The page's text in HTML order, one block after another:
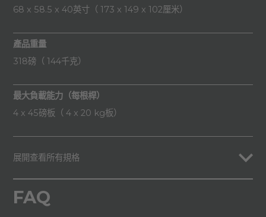
68 x 58.5 x 40英寸（ 173 x 149 x 102厘米）
產品重量
318磅（ 144千克）
最大負載能力（每根桿）
4 x 45磅板（ 4 x 20 kg板）
展開查看所有規格
FAQ